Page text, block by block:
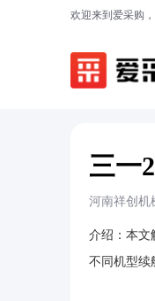
欢迎来到爱采购
三一
河南祥创机
介绍： 本文
不同机型续